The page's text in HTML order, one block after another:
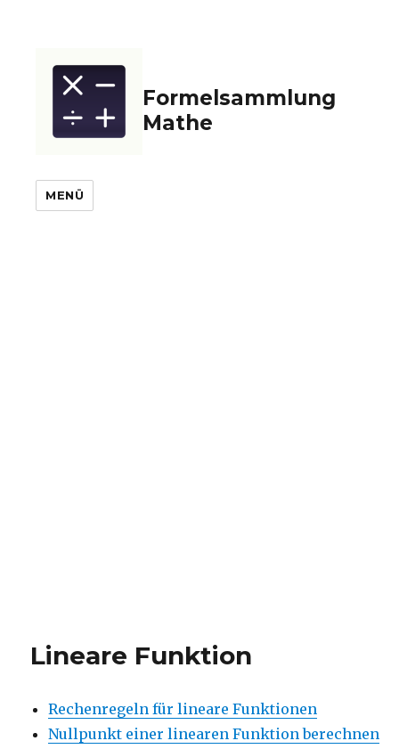
Formelsammlung
Mathe
MENÜ
Lineare Funktion
Rechenregeln für lineare Funktionen
Nullpunkt einer linearen Funktion berechnen